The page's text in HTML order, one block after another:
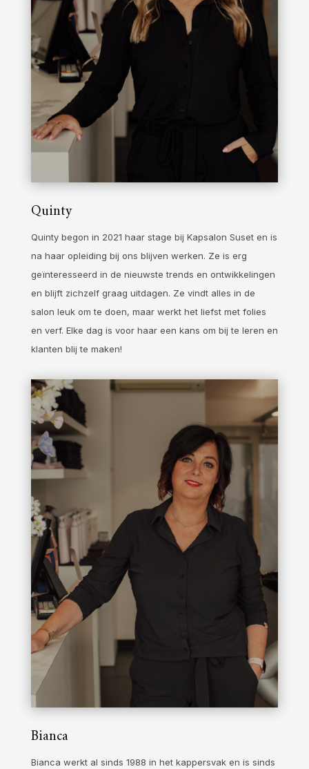
Quinty
Quinty begon in 2021 haar stage bij Kapsalon Suset en is
na haar opleiding bij ons blijven werken. Ze is erg
geïnteresseerd in de nieuwste trends en ontwikkelingen
en blijft zichzelf graag uitdagen. Ze vindt alles in de
salon leuk om te doen, maar werkt het liefst met folies
en verf. Elke dag is voor haar een kans om bij te leren en
klanten blij te maken!
Bianca
Bianca werkt al sinds 1988 in het kappersvak en is sinds